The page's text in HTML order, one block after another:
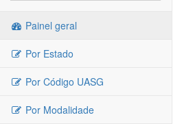
Painel geral
Por Estado
Por Código UASG
Por Modalidade